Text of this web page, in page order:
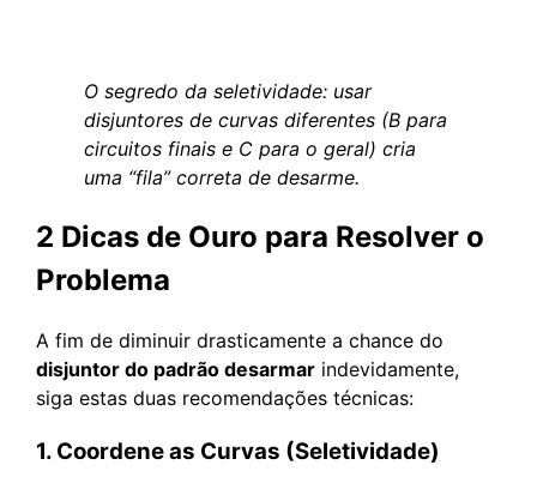
O segredo da seletividade: usar
disjuntores de curvas diferentes (B para
circuitos finais e C para o geral) cria
uma “fila” correta de desarme.
2 Dicas de Ouro para Resolver o
Problema
A fim de diminuir drasticamente a chance do
disjuntor do padrão desarmar indevidamente,
siga estas duas recomendações técnicas:
1. Coordene as Curvas (Seletividade)